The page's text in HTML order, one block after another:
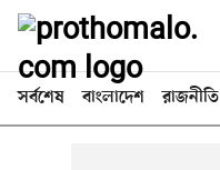
সর্বশেষ বাংলাদেশ রাজনীতি